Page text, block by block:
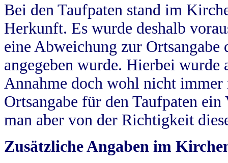
Bei den Taufpaten stand im
Herkunft. Es wurde deshalb
eine Abweichung zur
angegeben wurde. Hierbei wurde
Annahme doch wohl nicht
Ortsangabe für den Taufpaten
man aber von der Richtigkeit
Zusätzliche Angaben im